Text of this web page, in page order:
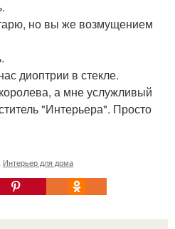
но вы же возмущением
диоптрии в стекле.
а мне услужливый
"Интерьера". Просто
Интерьер для дома